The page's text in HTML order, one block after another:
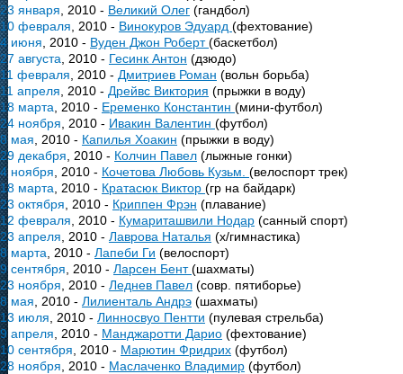
23 января , 2010 - Великий Олег (гандбол)
10 февраля , 2010 - Винокуров Эдуард (фехтование)
4 июня , 2010 - Вуден Джон Роберт(баскетбол)
27 августа , 2010 - Гесинк Антон (дзюдо)
11 февраля , 2010 - Дмитриев Роман (вольн борьба)
11 апреля , 2010 - Дрейвс Виктория (прыжки в воду)
18 марта , 2010 - Еременко Константин (мини-футбол)
24 ноября , 2010 - Ивакин Валентин (футбол)
8 мая , 2010 - Капилья Хоакин (прыжки в воду)
29 декабря , 2010 - Колчин Павел (лыжные гонки)
4 ноября , 2010 - Кочетова Любовь Кузьм. (велоспорт трек)
18 марта , 2010 - Кратасюк Виктор (гр на байдарк)
23 октября , 2010 - Криппен Фрэн (плавание)
12 февраля , 2010 - Кумариташвили Нодар (санный спорт)
23 апреля , 2010 - Лаврова Наталья (х/гимнастика)
8 марта , 2010 - Лапеби Ги (велоспорт)
9 сентября , 2010 - Ларсен Бент(шахматы)
23 ноября , 2010 - Леднев Павел (совр. пятиборье)
8 мая , 2010 - Лилиенталь Андрэ (шахматы)
13 июля , 2010 - Линносвуо Пентти (пулевая стрельба)
9 апреля , 2010 - Манджаротти Дарио (фехтование)
10 сентября , 2010 - Марютин Фридрих (футбол)
28 ноября , 2010 - Маслаченко Владимир (футбол)